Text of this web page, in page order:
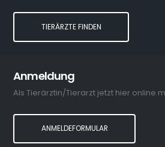
TIERÄRZTE FINDEN
Anmeldung
ANMELDEFORMULAR